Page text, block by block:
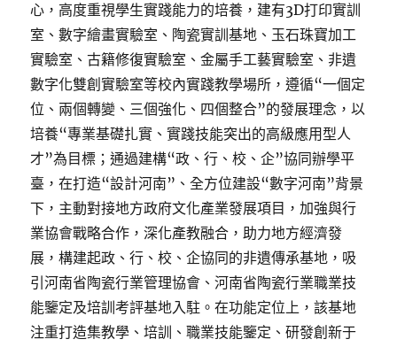
心，高度重視學生實踐能力的培養，建有3D打印實訓
室、數字繪畫實驗室、陶瓷實訓基地、玉石珠寶加工
實驗室、古籍修復實驗室、金屬手工藝實驗室、非遺
數字化雙創實驗室等校內實踐教學場所，遵循“一個定
位、兩個轉變、三個強化、四個整合”的發展理念，以
培養“專業基礎扎實、實踐技能突出的高級應用型人
才”為目標；通過建構“政、行、校、企”協同辦學平
臺，在打造“設計河南”、全方位建設“數字河南”背景
下，主動對接地方政府文化產業發展項目，加強與行
業協會戰略合作，深化產教融合，助力地方經濟發
展，構建起政、行、校、企協同的非遺傳承基地，吸
引河南省陶瓷行業管理協會、河南省陶瓷行業職業技
能鑒定及培訓考評基地入駐。在功能定位上，該基地
注重打造集教學、培訓、職業技能鑒定、研發創新于